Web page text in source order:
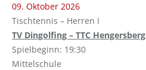
09. Oktober 2026
Tischtennis – Herren I
TV Dingolfing – TTC Hengersberg
Spielbeginn: 19:30
Mittelschule